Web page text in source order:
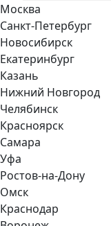
Москва
Санкт-Петербург
Новосибирск
Екатеринбург
Казань
Нижний Новгород
Челябинск
Красноярск
Самара
Уфа
Ростов-на-Дону
Омск
Краснодар